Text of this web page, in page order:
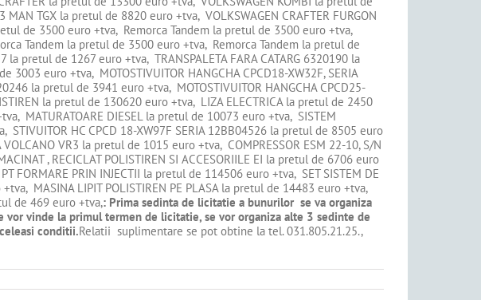
TGX la pretul de 8820 euro +tva, VOLKSWAGEN CRAFTER FURGON
de 3500 euro +tva, Remorca Tandem la pretul de 3500 euro +tva,
Tandem la pretul de 3500 euro +tva, Remorca Tandem la pretul de
pretul de 1267 euro +tva, TRANSPALETA FARA CATARG 6320190 la
euro +tva, MOTOSTIVUITOR HANGCHA CPCD18-XW32F, SERIA
la pretul de 3941 euro +tva, MOTOSTIVUITOR HANGCHA CPCD25-
la pretul de 130620 euro +tva, LIZA ELECTRICA la pretul de 2450
MATURATOARE DIESEL la pretul de 10073 euro +tva, SISTEM
HC CPCD 18-XW97F SERIA 12BB04526 la pretul de 8505 euro
VR3 la pretul de 1015 euro +tva, COMPRESSOR ESM 22-10, S/N
, RECICLAT POLISTIREN SI ACCESORIILE EI la pretul de 6706 euro
FORMARE PRIN INJECTII la pretul de 114506 euro +tva, SET SISTEM DE
MASINA LIPIT POLISTIREN PE PLASA la pretul de 14483 euro +tva,
de 469 euro +tva,: Prima sedinta de licitatie a bunurilor se va organiza
vor vinde la primul termen de licitatie, se vor organiza alte 3 sedinte de
conditii.Relatii suplimentare se pot obtine la tel. 031.805.21.25.,